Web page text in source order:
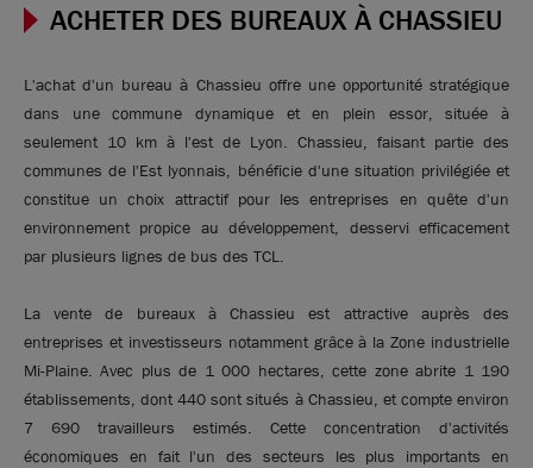
Soyez alerté quand de nouvelles annonces sont
disponibles pour votre recherche !
Créer une alerte
Voici les secteurs à proximité directe qui
DECINES-CHARPIEU 69150
GENAS 69740
SAINT-PRIEST 69800
ACHETER DES BUREAUX À CHASSIEU
L'achat d'un bureau à Chassieu offre une opportunité stratégique
dans une commune dynamique et en plein essor, située à
seulement 10 km à l'est de Lyon. Chassieu, faisant partie des
communes de l'Est lyonnais, bénéficie d'une situation privilégiée et
constitue un choix attractif pour les entreprises en quête d'un
environnement propice au développement, desservi efficacement
par plusieurs lignes de bus des TCL.
La vente de bureaux à Chassieu est attractive auprès des
entreprises et investisseurs notamment grâce à la Zone industrielle
Mi-Plaine. Avec plus de 1 000 hectares, cette zone abrite 1 190
établissements, dont 440 sont situés à Chassieu, et compte environ
7 690 travailleurs estimés. Cette concentration d'activités
économiques en fait l'un des secteurs les plus importants en